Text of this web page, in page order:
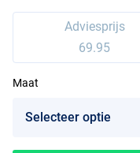
Adviesprijs
69.95
Maat